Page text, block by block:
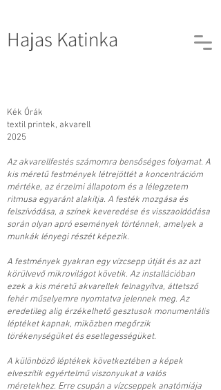
Hajas Katinka
Kék Órák
textil printek, akvarell
2025
Az akvarellfestés számomra bensőséges folyamat. A
kis méretű festmények létrejöttét a koncentrációm
mértéke, az érzelmi állapotom és a lélegzetem
ritmusa egyaránt alakítja. A festék mozgása és
felszívódása, a színek keveredése és visszaoldódása
során olyan apró események történnek, amelyek a
munkák lényegi részét képezik.
A festmények gyakran egy vízcsepp útját és az azt
körülvevő mikrovilágot követik. Az installációban
ezek a kis méretű akvarellek felnagyítva, áttetsző
fehér műselyemre nyomtatva jelennek meg. Az
eredetileg alig érzékelhető gesztusok monumentális
léptéket kapnak, miközben megőrzik
törékenységüket és esetlegességüket.
A különböző léptékek következtében a képek
elveszítik egyértelmű viszonyukat a valós
méretekhez. Erre csupán a vízcseppek anatómiája